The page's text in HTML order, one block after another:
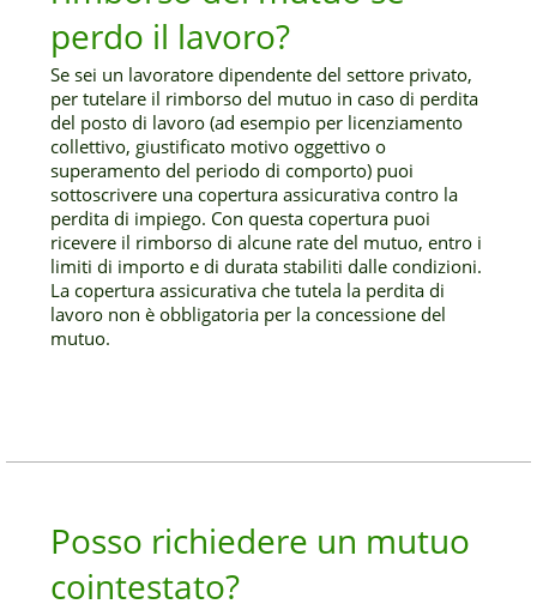
perdo il lavoro?
Se sei un lavoratore dipendente del settore privato,
per tutelare il rimborso del mutuo in caso di perdita
del posto di lavoro (ad esempio per licenziamento
collettivo, giustificato motivo oggettivo o
superamento del periodo di comporto) puoi
sottoscrivere una copertura assicurativa contro la
perdita di impiego. Con questa copertura puoi
ricevere il rimborso di alcune rate del mutuo, entro i
limiti di importo e di durata stabiliti dalle condizioni.
La copertura assicurativa che tutela la perdita di
lavoro non è obbligatoria per la concessione del
mutuo.
Posso richiedere un mutuo
cointestato?